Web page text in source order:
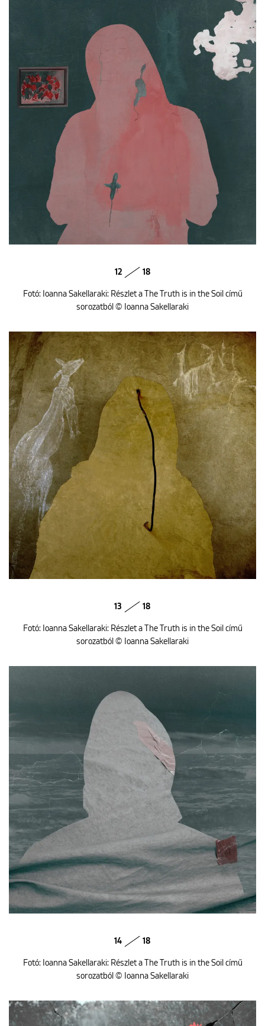
12 18
Fotó: Ioanna Sakellaraki: Részlet a The Truth is in the Soil című
sorozatból © Ioanna Sakellaraki
13 18
Fotó: Ioanna Sakellaraki: Részlet a The Truth is in the Soil című
sorozatból © Ioanna Sakellaraki
14 18
Fotó: Ioanna Sakellaraki: Részlet a The Truth is in the Soil című
sorozatból © Ioanna Sakellaraki